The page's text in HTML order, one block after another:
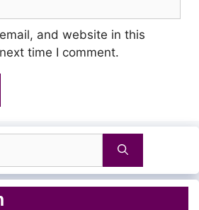
and website in this
time I comment.